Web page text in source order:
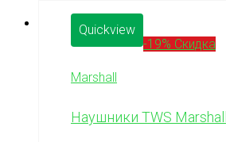
Quickview
-19% Скидка
Marshall
Наушники TWS